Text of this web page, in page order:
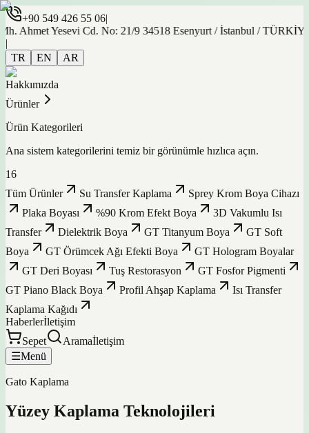
+90 549 426 55 06|
Yesevi Cd. No: 21/9 34518 Esenyurt / İstanbul / TÜRKİYE
|
TR
EN AR
Hakkımızda
Ürünler
Ürün Kategorileri
Ana sistem kategorilerini temiz bir görünümle hızlıca açın.
16
Tüm Ürünler
Su Transfer Kaplama
Sprey Krom Boya Cihazı
Plaka Boyası
%90 Krom Efekt Boya
3D Vakumlu Isı
Transfer
Dielektrik Boya GT Titanyum Boya
GT Soft
Boya
GT Örümcek Ağı Efekti Boya
GT Hologram Boyalar
GT Deri Boyası
Tuş Restorasyon
GT Fosfor Pigmenti
GT Piano Black Boya
Profil Ahşap Kaplama
Isı Transfer
Kaplama Kağıdı
Haberlerİletişim
Sepet
Aramaİletişim
☰Menü
Gato Kaplama
Yüzey Kaplama Teknolojileri